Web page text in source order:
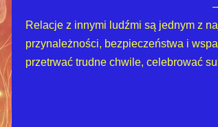
Relacje z innymi ludźmi są jednym z
przynależności, bezpieczeństwa i
przetrwać trudne chwile, celebrować